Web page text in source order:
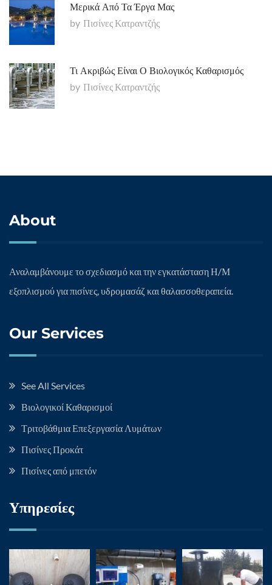
Μερικά Από Τα Έργα Μας
by Πισίνες Κατραντζής
Τι Ακριβώς Είναι Ο Βιολογικός Καθαρισμός
by Πισίνες Κατραντζής
About
Αναλαμβάνουμε το σχεδιασμό και την εγκατάσταση Η/Μ
εξοπλισμού για πισίνες, υδρομασάζ και θαλασσοθεραπεία.
Our Services
See All Services
Βιολογικοί Καθαρισμοί
Τριτοβάθμια Επεξεργασία Λυμάτων
Πισίνες Προκάτ
Πισίνες από μπετόν
Υπηρεσίες